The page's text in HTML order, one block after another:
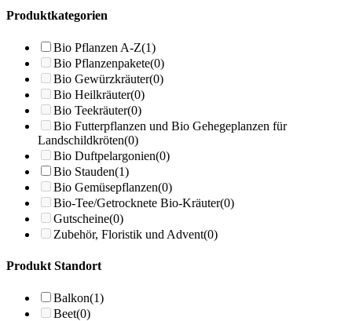
Produktkategorien
Bio Pflanzen A-Z(1)
Bio Pflanzenpakete(0)
Bio Gewürzkräuter(0)
Bio Heilkräuter(0)
Bio Teekräuter(0)
Bio Futterpflanzen und Bio Gehegeplanzen für
Landschildkröten(0)
Bio Duftpelargonien(0)
Bio Stauden(1)
Bio Gemüsepflanzen(0)
Bio-Tee/Getrocknete Bio-Kräuter(0)
Gutscheine(0)
Zubehör, Floristik und Advent(0)
Produkt Standort
Balkon(1)
Beet(0)